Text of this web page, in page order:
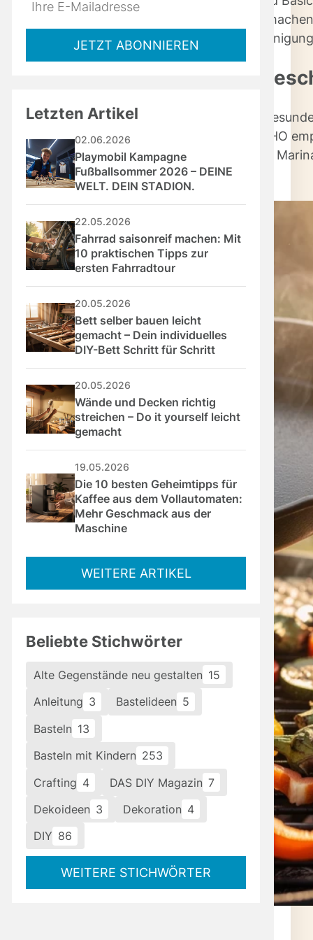
aufbauen, Skizze für DIY-Umbauten
Unterlage, gute Bürste für die
für-Schritt zum guten
Schritt? Mit etwas Know-how zauberst du
Hitze, dann entspannter Garprozess. Die WHO
dafür mehr buntes Gemüse und raffinierte
yourself Tipps für bewussten Grillgenuss
Mailadresse:JETZT ABONNIEREN
Letzten Artikel
02.06.2026
Playmobil Kampagne
Fußballsommer 2026 – DEINE
WELT. DEIN STADION.
22.05.2026
Fahrrad saisonreif machen: Mit
10 praktischen Tipps zur
ersten Fahrradtour
20.05.2026
Bett selber bauen leicht
gemacht – Dein individuelles
DIY-Bett Schritt für Schritt
20.05.2026
Wände und Decken richtig
streichen – Do it yourself leicht
gemacht
19.05.2026
Die 10 besten Geheimtipps für
Kaffee aus dem Vollautomaten:
Mehr Geschmack aus der
Maschine
WEITERE ARTIKEL
Beliebte Stichwörter
Alte Gegenstände neu gestalten 15
Anleitung 3 Bastelideen 5
Basteln 13
Basteln mit Kindern 253
Crafting 4 DAS DIY Magazin 7
Dekoideen 3 Dekoration 4
DIY 86
WEITERE STICHWÖRTER